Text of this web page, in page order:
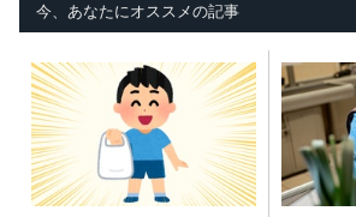
今、あなたにオススメの記事